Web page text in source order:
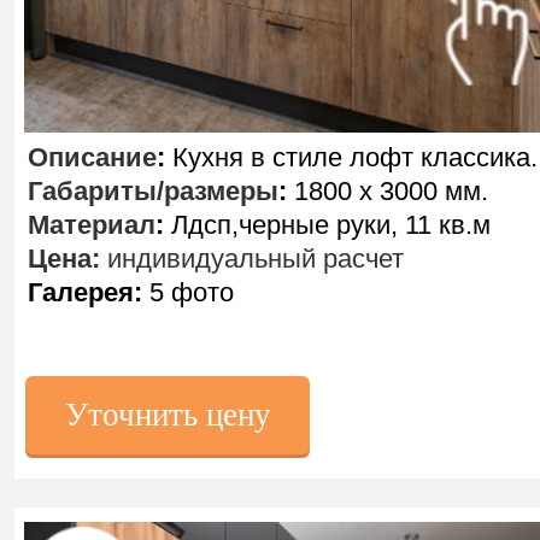
Уточнить цену
Описание: Кухня в стиле лофт классика.
Габариты/размеры: 1800 х 3000 мм.
Материал: Лдсп,черные руки, 11 кв.м
Цена: индивидуальный расчет
Галерея: 5 фото